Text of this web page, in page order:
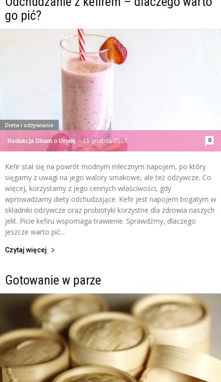
go pić?
Redakcja Dbam o Urodę - 15 grudnia 2017 0
Dieta i odżywianie
Kefir stał się na powrót modnym mlecznym napojem, po który
sięgamy z uwagi na jego walory smakowe, ale też odżywcze. Co
więcej, korzystamy z jego cennych właściwości, gdy
wprowadzamy diety odchudzające. Kefir jest napojem bogatym w
składniki odżywcze oraz probiotyki korzystne dla zdrowia naszych
jelit. Picie kefiru wspomaga trawienie. Sprawdźmy, dlaczego
jeszcze warto pić...
Czytaj więcej
Gotowanie w parze